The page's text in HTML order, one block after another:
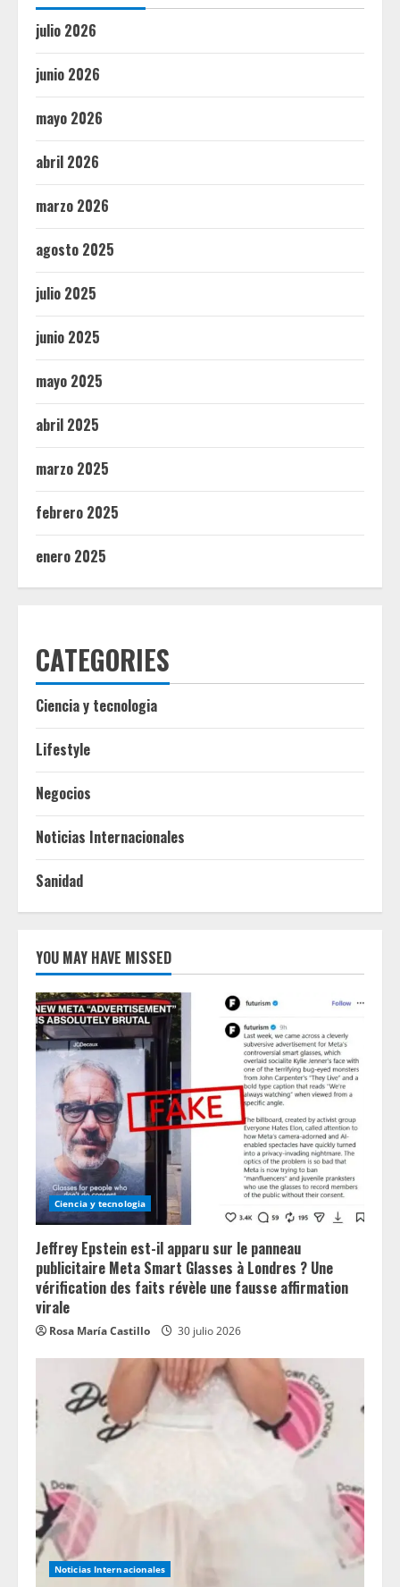
julio 2026
junio 2026
mayo 2026
abril 2026
marzo 2026
agosto 2025
julio 2025
junio 2025
mayo 2025
abril 2025
marzo 2025
febrero 2025
enero 2025
CATEGORIES
Ciencia y tecnologia
Lifestyle
Negocios
Noticias Internacionales
Sanidad
YOU MAY HAVE MISSED
Ciencia y tecnologia
Jeffrey Epstein est-il apparu sur le panneau
publicitaire Meta Smart Glasses à Londres ? Une
vérification des faits révèle une fausse affirmation
virale
Rosa María Castillo 30 julio 2026
Noticias Internacionales